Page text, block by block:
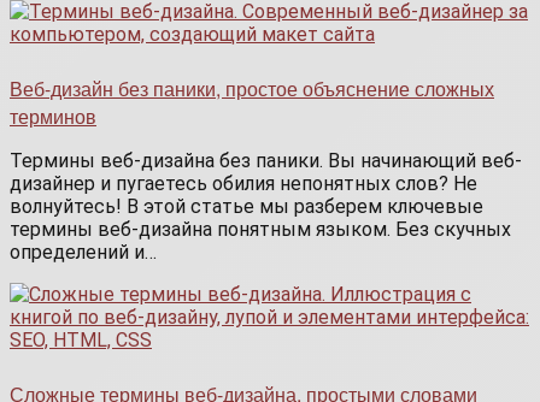
Веб-дизайн без паники, простое объяснение сложных
терминов
Термины веб-дизайна без паники. Вы начинающий веб-
дизайнер и пугаетесь обилия непонятных слов? Не
волнуйтесь! В этой статье мы разберем ключевые
термины веб-дизайна понятным языком. Без скучных
определений и…
Сложные термины веб-дизайна, простыми словами